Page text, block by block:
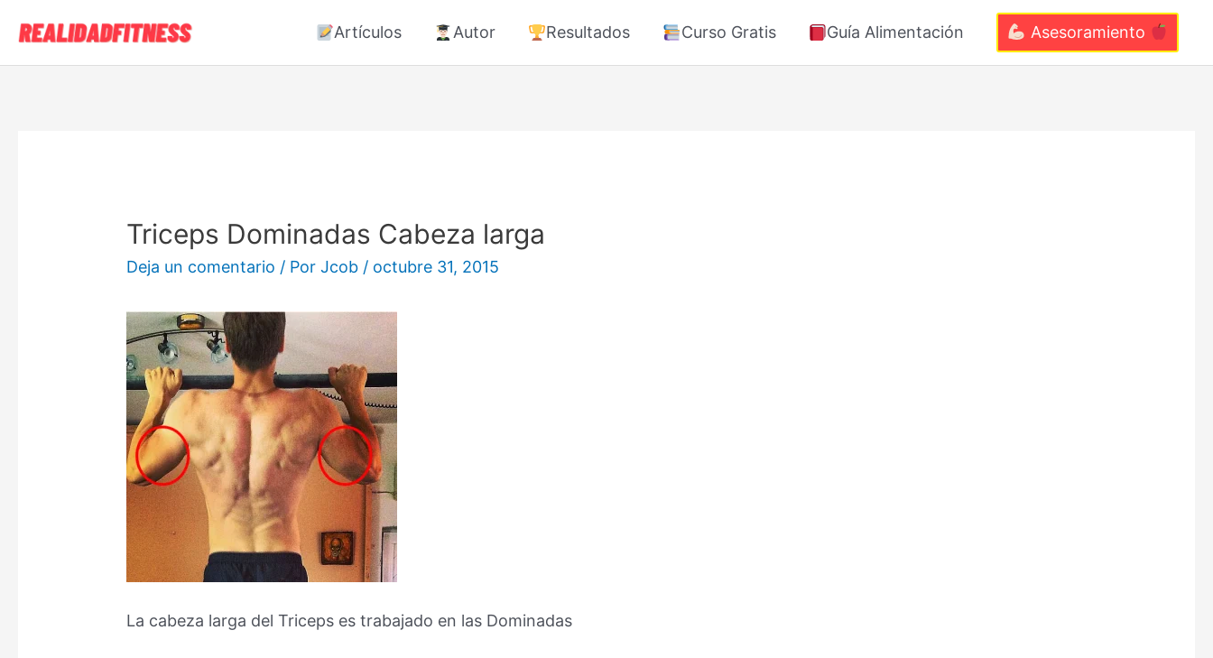
Artículos Autor Resultados Curso Gratis Guía Alimentación Asesoramiento
Triceps Dominadas Cabeza larga
Deja un comentario / PorJcob / octubre 31, 2015
La cabeza larga del Triceps es trabajado en las Dominadas